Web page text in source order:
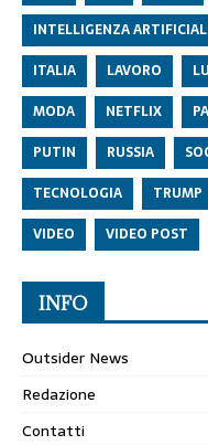
INTELLIGENZA
ITALIA
LAVORO
MODA
NETFLIX
PUTIN
RUSSIA
TECNOLOGIA
TRUMP
VIDEO
VIDEO POST
INFO
Outsider News
Redazione
Contatti